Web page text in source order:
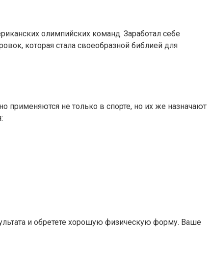
олимпийских команд. Заработал себе
которая стала своеобразной библией для
применяются не только в спорте, но их же назначают
и обретете хорошую физическую форму. Ваше